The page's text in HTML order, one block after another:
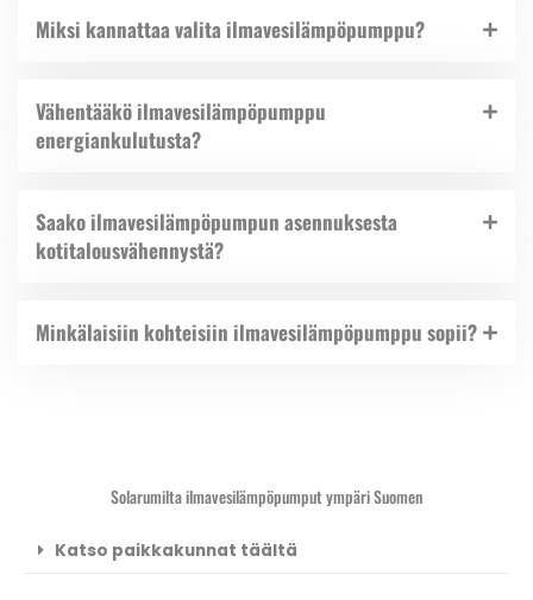
Miksi kannattaa valita ilmavesilämpöpumppu?
Vähentääkö ilmavesilämpöpumppu
energiankulutusta?
Saako ilmavesilämpöpumpun asennuksesta
kotitalousvähennystä?
Minkälaisiin kohteisiin ilmavesilämpöpumppu sopii?
Solarumilta ilmavesilämpöpumput ympäri Suomen
Katso paikkakunnat täältä